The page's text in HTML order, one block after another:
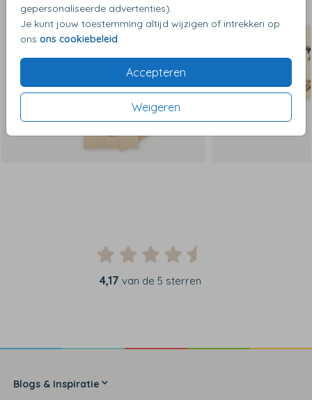
gepersonaliseerde advertenties).
Je kunt jouw toestemming altijd wijzigen of intrekken op
ons ons cookiebeleid
Accepteren
Weigeren
4,17 van de 5 sterren
Blogs & Inspiratie